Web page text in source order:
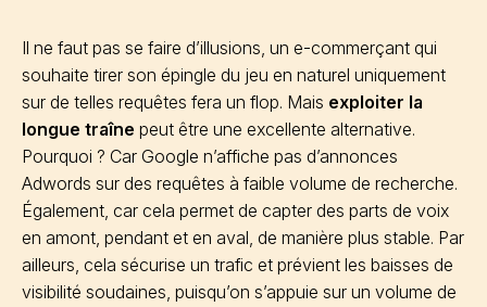
Il ne faut pas se faire d’illusions, un e-commerçant qui
souhaite tirer son épingle du jeu en naturel uniquement
sur de telles requêtes fera un flop. Mais exploiter la
longue traîne peut être une excellente alternative.
Pourquoi ? Car Google n’affiche pas d’annonces
Adwords sur des requêtes à faible volume de recherche.
Également, car cela permet de capter des parts de voix
en amont, pendant et en aval, de manière plus stable. Par
ailleurs, cela sécurise un trafic et prévient les baisses de
visibilité soudaines, puisqu’on s’appuie sur un volume de